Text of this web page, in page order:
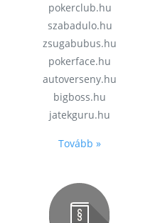
pokerclub.hu
szabadulo.hu
zsugabubus.hu
pokerface.hu
autoverseny.hu
bigboss.hu
jatekguru.hu
Tovább »